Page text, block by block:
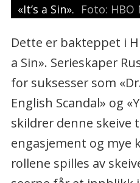
«It’s a Sin». Foto: HBO
Dette er bakteppet i
a Sin». Serieskaper
for suksesser som
English Scandal» og
skildrer denne skeive
engasjement og mye
rollene spilles av